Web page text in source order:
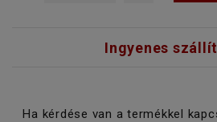
Ingyenes
Ha kérdése van a termékkel